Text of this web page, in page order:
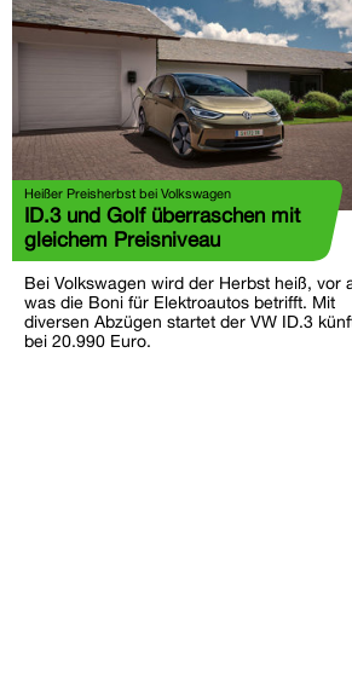
Heißer Preisherbst bei Volkswagen
ID.3 und Golf überraschen mit
gleichem Preisniveau
Bei Volkswagen wird der Herbst heiß, vor
was die Boni für Elektroautos betrifft. Mit
diversen Abzügen startet der VW ID.3
bei 20.990 Euro.